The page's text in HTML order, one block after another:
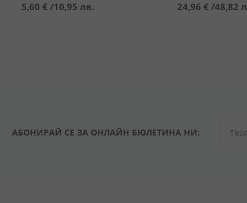
5,60 € /10,95 лв. 24,96 € /48,82
АБОНИРАЙ СЕ ЗА ОНЛАЙН БЮЛЕТИНА НИ: